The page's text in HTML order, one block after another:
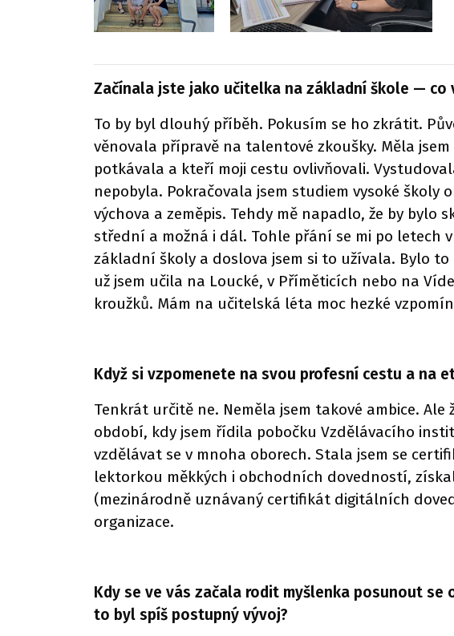
Začínala jste jako učitelka na základní škole — co
To by byl dlouhý příběh. Pokusím se ho zkrátit.
věnovala přípravě na talentové zkoušky. Měla
potkávala a kteří moji cestu ovlivňovali.
nepobyla. Pokračovala jsem studiem vysoké školy
výchova a zeměpis. Tehdy mě napadlo, že by
střední a možná i dál. Tohle přání se mi po
základní školy a doslova jsem si to užívala. Bylo
už jsem učila na Loucké, v Příměticích nebo na
kroužků. Mám na učitelská léta moc hezké
Když si vzpomenete na svou profesní cestu a na
Tenkrát určitě ne. Neměla jsem takové ambice.
období, kdy jsem řídila pobočku Vzdělávacího
vzdělávat se v mnoha oborech. Stala jsem se
lektorkou měkkých i obchodních dovedností,
(mezinárodně uznávaný certifikát digitálních
organizace.
Kdy se ve vás začala rodit myšlenka posunout
to byl spíš postupný vývoj?